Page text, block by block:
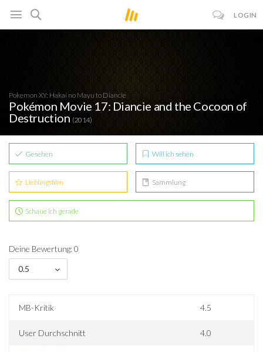
LOGIN
Pokemon XY: Hakai no Mayu to Diancie
Pokémon Movie 17: Diancie and the Cocoon of
Destruction (2014)
Gesehen Will ich sehen
Lieblingsfilm Sammlung
Schaue ich gerade
Deine Bewertung: 0
0.5
MB-Kritik 4.5
User Durchschnitt 4.0